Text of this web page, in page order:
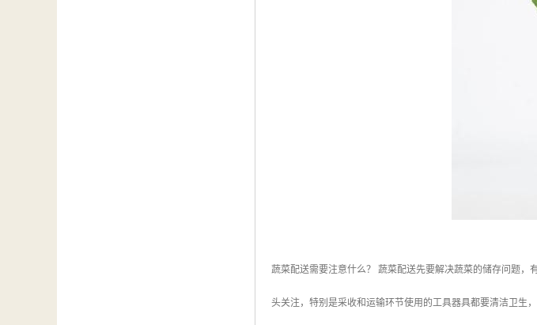
蔬菜配送需要注意什么？ 蔬菜配送先要解决蔬菜的储存问题
头关注，特别是采收和运输环节使用的工具器具都要清洁卫生